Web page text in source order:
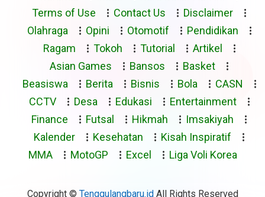
Terms of Use
Contact Us
Disclaimer
Olahraga
Opini Otomotif
Pendidikan
Ragam
Tokoh Tutorial
Artikel
Asian Games
Bansos
Basket
Beasiswa
Berita Bisnis Bola
CASN
CCTV
Desa Edukasi
Entertainment
Finance
Futsal Hikmah
Imsakiyah
Kalender
Kesehatan
Kisah Inspiratif
MMA
MotoGP Excel Liga Voli Korea
Copyright © Tenggulangbaru.idAll Rights Reserved